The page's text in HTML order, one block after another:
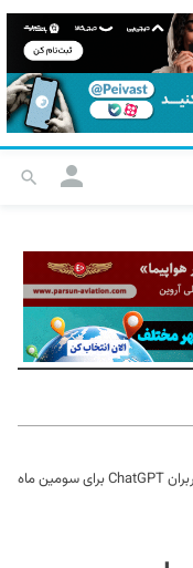
سقوط کاربران ChatGPT برای سومین ماه